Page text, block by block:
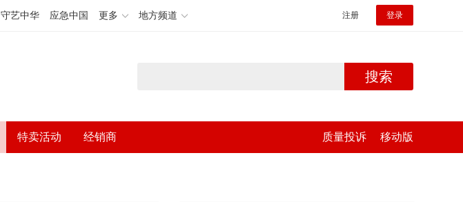
守艺中华 应急中国 更多 地方频道 注册 登录
搜索
特卖活动 经销商 质量投诉 移动版